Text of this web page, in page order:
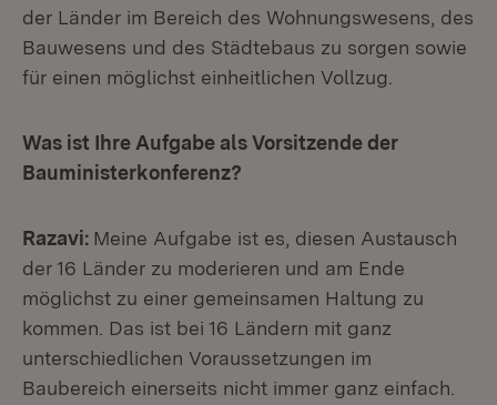
der Länder im Bereich des Wohnungswesens, des
Bauwesens und des Städtebaus zu sorgen sowie
für einen möglichst einheitlichen Vollzug.
Was ist Ihre Aufgabe als Vorsitzende der
Bauministerkonferenz?
Razavi: Meine Aufgabe ist es, diesen Austausch
der 16 Länder zu moderieren und am Ende
möglichst zu einer gemeinsamen Haltung zu
kommen. Das ist bei 16 Ländern mit ganz
unterschiedlichen Voraussetzungen im
Baubereich einerseits nicht immer ganz einfach.